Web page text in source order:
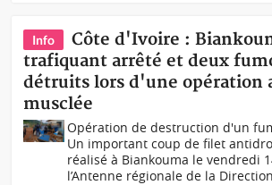
Info
Côte d'Ivoire :
trafiquant arrêté et deux
détruits lors d'une opération
musclée
Opération de destruction d'un
Un important coup de filet
réalisé à Biankouma le vendredi
l’Antenne régionale de la